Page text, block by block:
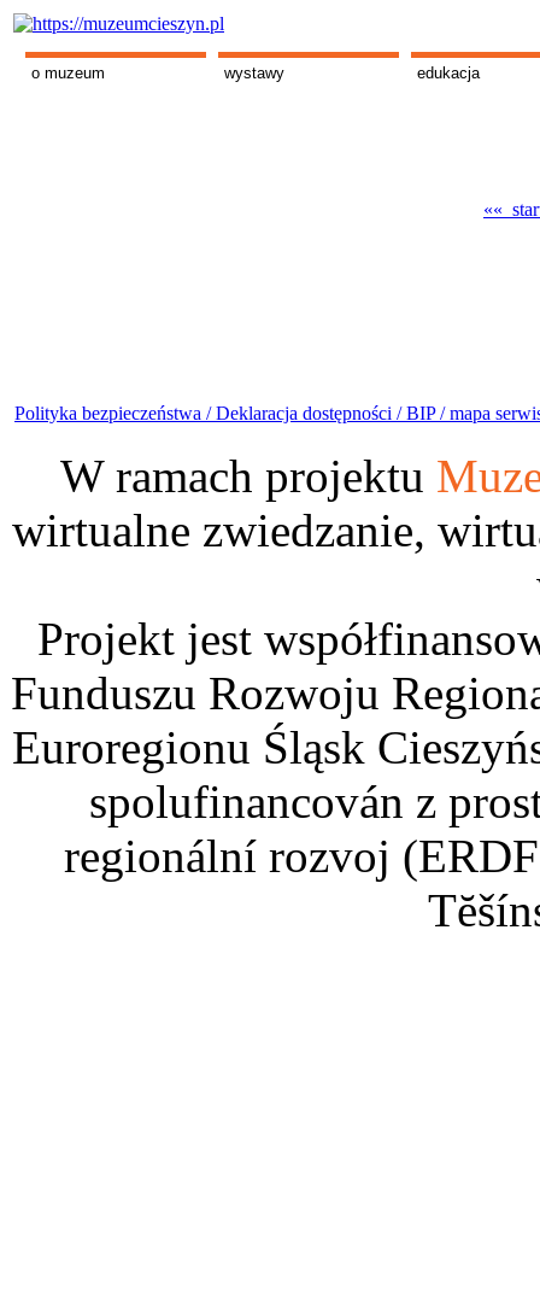
o muzeum wystawy edukacja
««
Polityka bezpieczeństwa /Deklaracja dostępności /BIP /mapa
W ramach projektu
wirtualne zwiedzanie,
Projekt jest
Funduszu Rozwoju
Euroregionu Śląsk
spolufinancován z
regionální rozvoj